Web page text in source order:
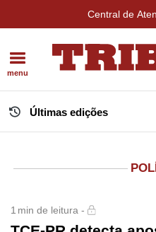
Central de
menu
Últimas edições
1 min de leitura -